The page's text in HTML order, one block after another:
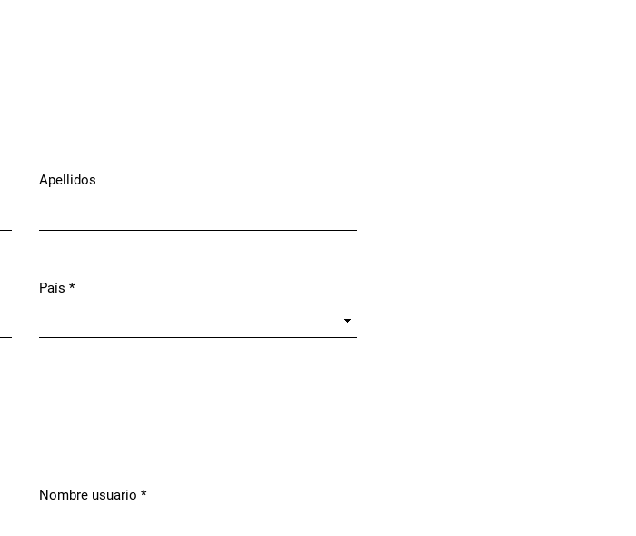
Apellidos
País *
Nombre usuario *